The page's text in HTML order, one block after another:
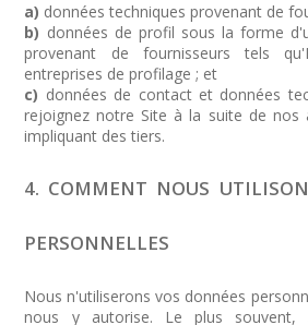
a) données techniques provenant de
b) données de profil sous la forme
provenant de fournisseurs tels
entreprises de profilage ; et
c) données de contact et données
rejoignez notre Site à la suite de nos
impliquant des tiers.
4. COMMENT NOUS
PERSONNELLES
Nous n'utiliserons vos données
nous y autorise. Le plus souvent,